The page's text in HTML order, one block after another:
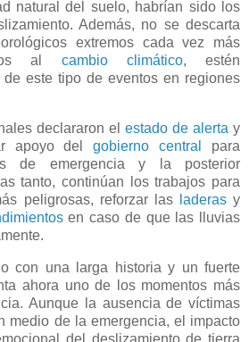
natural del suelo, habrían sido los
Además, no se descarta
extremos cada vez más
al cambio climático, estén
este tipo de eventos en regiones
declararon el estado de alerta y
apoyo delgobierno central
para
de emergencia y la posterior
tanto, continúan los trabajos para
peligrosas, reforzar las
laderasy
en caso de que las lluvias
con una larga historia y un fuerte
ahora uno de los momentos más
Aunque la ausencia de víctimas
medio de la emergencia, el impacto
del deslizamiento de tierra